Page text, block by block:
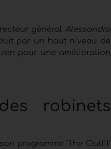
général Alessandro
par un haut niveau de
pour une amélioration
robinets
programme "The Outfit"